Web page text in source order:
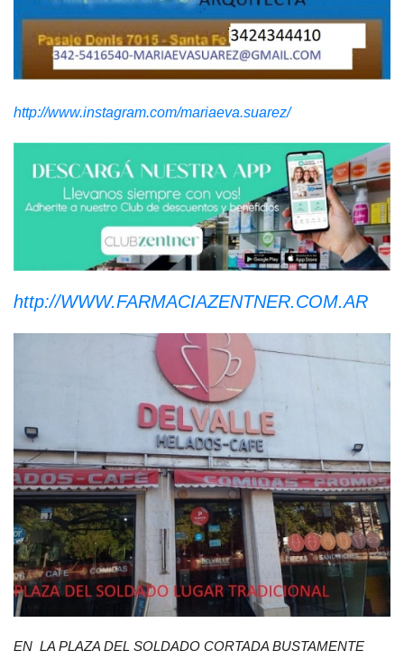
http://www.instagram.com/mariaeva.suarez/
http://WWW.FARMACIAZENTNER.COM.AR
EN LA PLAZA DEL SOLDADO CORTADA BUSTAMENTE